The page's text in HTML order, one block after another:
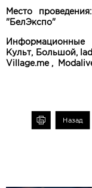
Место
"БелЭкспо"
Культ, Большой,
Village.me ,
Назад